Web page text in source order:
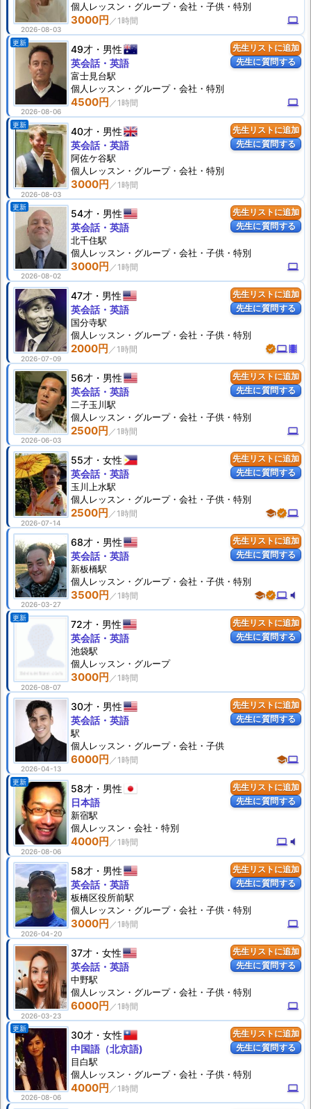
2026-08-03
3000円 computer
個人 レッスン ・グループ・会社・子供・特別
先生リストに追加
先生に質問する
更新
2026-08-06
49才 男性
4500円 computer
英会話・英語
富士見台駅
個人 レッスン ・グループ・会社・特別
先生リストに追加
先生に質問する
更新
2026-08-03
40才 男性
3000円
英会話・英語
阿佐ケ谷駅
個人 レッスン ・グループ・会社・特別
先生リストに追加
先生に質問する
更新
2026-08-02
54才 男性
3000円 computer
英会話・英語
北千住駅
個人 レッスン ・グループ・会社・子供・特別
先生リストに追加
先生に質問する
2026-07-09
47才 男性
2000円 verifiedcomputertheaters
英会話・英語
国分寺駅
個人 レッスン ・グループ・会社・子供・特別
先生リストに追加
先生に質問する
2026-06-03
56才 男性
2500円 computer
英会話・英語
二子玉川駅
個人 レッスン ・グループ・会社・子供・特別
先生リストに追加
先生に質問する
2026-07-14
55才 女性
2500円 schoolverifiedcomputer
英会話・英語
玉川上水駅
個人 レッスン ・グループ・会社・子供・特別
先生リストに追加
先生に質問する
2026-03-27
68才 男性
3500円 schoolverifiedcomputer volume_mute
英会話・英語
新板橋駅
個人 レッスン ・グループ・会社・子供・特別
先生リストに追加
先生に質問する
更新
2026-08-07
72才 男性
3000円
英会話・英語
池袋駅
個人 レッスン ・グループ
先生リストに追加
先生に質問する
2026-04-13
30才 男性
6000円 schoolcomputer
英会話・英語
駅
個人 レッスン ・グループ・会社・子供
先生リストに追加
先生に質問する
更新
2026-08-06
58才 男性
4000円 computer volume_mute
日本語
新宿駅
個人 レッスン ・会社・特別
先生リストに追加
先生に質問する
2026-04-20
58才 男性
3000円 computer
英会話・英語
板橋区役所前駅
個人 レッスン ・グループ・会社・子供・特別
先生リストに追加
先生に質問する
2026-03-23
37才 女性
6000円 computer
英会話・英語
中野駅
個人 レッスン ・グループ・会社・子供・特別
先生リストに追加
先生に質問する
更新
2026-08-06
30才 女性
4000円 computer
中国語（北京語)
目白駅
個人 レッスン ・グループ・会社・子供・特別